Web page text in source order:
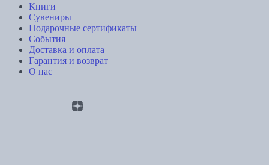
Книги
Сувениры
Подарочные сертификаты
События
Доставка и оплата
Гарантия и возврат
О нас